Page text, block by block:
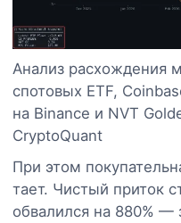
Анализ расхождения
спотовых ETF,
на Binance и NVT
CryptoQuant
При этом
тает. Чистый приток
обвалился на 880% —